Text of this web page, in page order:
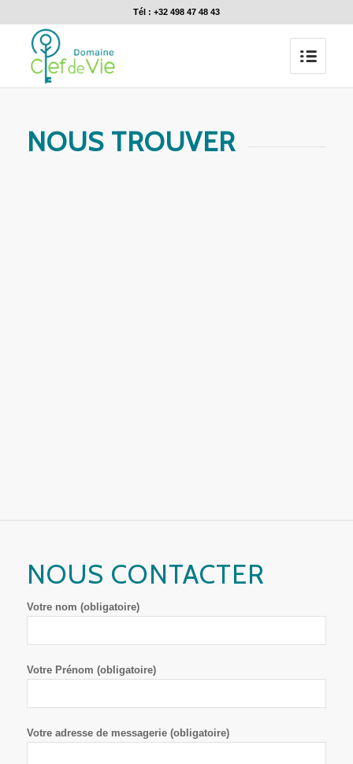
Tél : +32 498 47 48 43
NOUS TROUVER
NOUS CONTACTER
Votre nom (obligatoire)
Votre Prénom (obligatoire)
Votre adresse de messagerie (obligatoire)